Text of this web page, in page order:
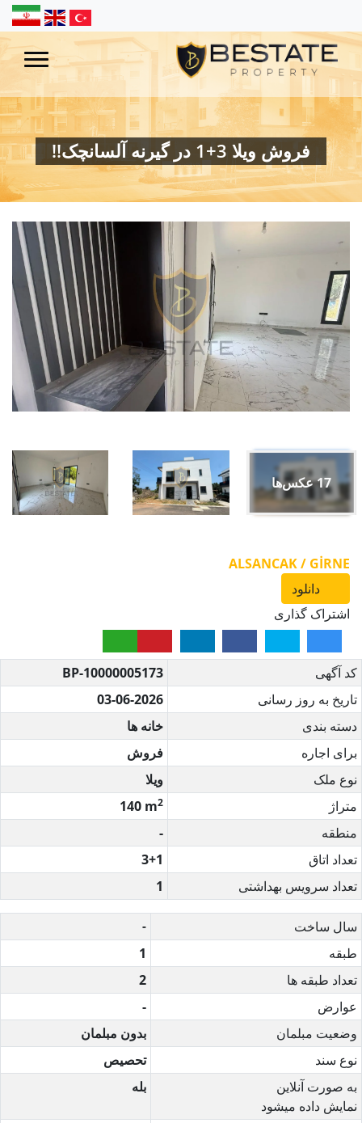
فروش ویلا 3+1 در گیرنه آلسانچک!!
17عکس‌ها
ALSANCAK / GİRNE
دانلود
اشتراک گذاری
کد آگهی
BP-10000005173
تاریخ به روز رسانی
03-06-2026
دسته بندی
خانه ها
برای اجاره
فروش
نوع ملک
ویلا
متراژ
140 m2
منطقه
-
تعداد اتاق
3+1
تعداد سرویس بهداشتی
1
سال ساخت -
طبقه
1
تعداد طبقه ها
2
عوارض
-
وضعیت مبلمان
بدون مبلمان
نوع سند
تحصیص
به صورت آنلاین
نمایش داده میشود
بله